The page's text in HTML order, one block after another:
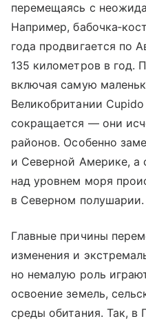
перемещаясь с
Например,
года продвигается по
135 километров в год.
включая самую
Великобритании
сокращается — они
районов. Особенно
и Северной Америке, а
над уровнем моря
в Северном полушарии.
Главные причины
изменения и
но немалую роль
освоение земель,
среды обитания. Так, в